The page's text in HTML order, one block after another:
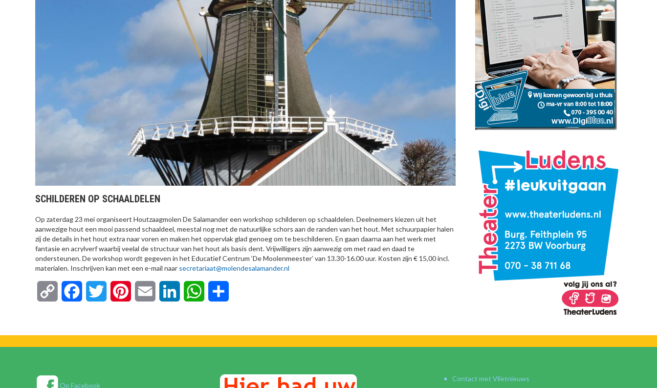
SCHILDEREN OP SCHAALDELEN
Op zaterdag 23 mei organiseert Houtzaagmolen De Salamander een workshop schilderen op schaaldelen. Deelnemers kiezen uit het
aanwezige hout een mooi passend schaaldeel, meestal nog met de natuurlijke schors aan de randen van het hout. Met schuurpapier halen
zij de details in het hout extra naar voren en maken het oppervlak glad genoeg om te beschilderen. En gaan daarna aan het werk met
fantasie en acrylverf waarbij veelal de structuur van het hout als basis dent. Vrijwilligers zijn aanwezig om met raad en daad te
ondersteunen. De workshop wordt gegeven in het Educatief Centrum ‘De Moolenmeester’ van 13.30-16.00 uur. Kosten zijn € 15,00 incl.
materialen. Inschrijven kan met een e-mail naar secretariaat@molendesalamander.nl
Copy FacebookTwitter Pinterest Email LinkedIn WhatsApp
Op Facebook
Contact met Vlietnieuws